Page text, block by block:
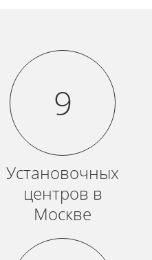
9
Установочных
центров в
Москве